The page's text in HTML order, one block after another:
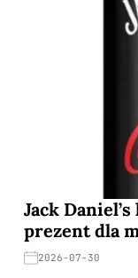
Jack
prezent dla
2026-07-30